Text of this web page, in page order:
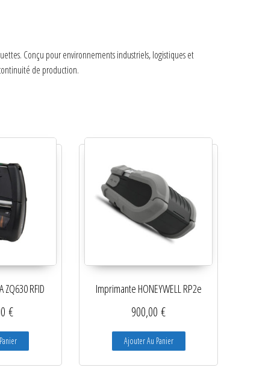
Conçu pour environnements industriels, logistiques et
de production.
ZQ630 RFID
€
Imprimante HONEYWELL RP2e
900,00€
Ajouter Au Panier